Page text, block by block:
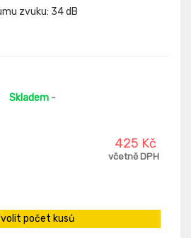
zvuku: 34 dB
Skladem -
425 Kč
včetně DPH
počet kusů